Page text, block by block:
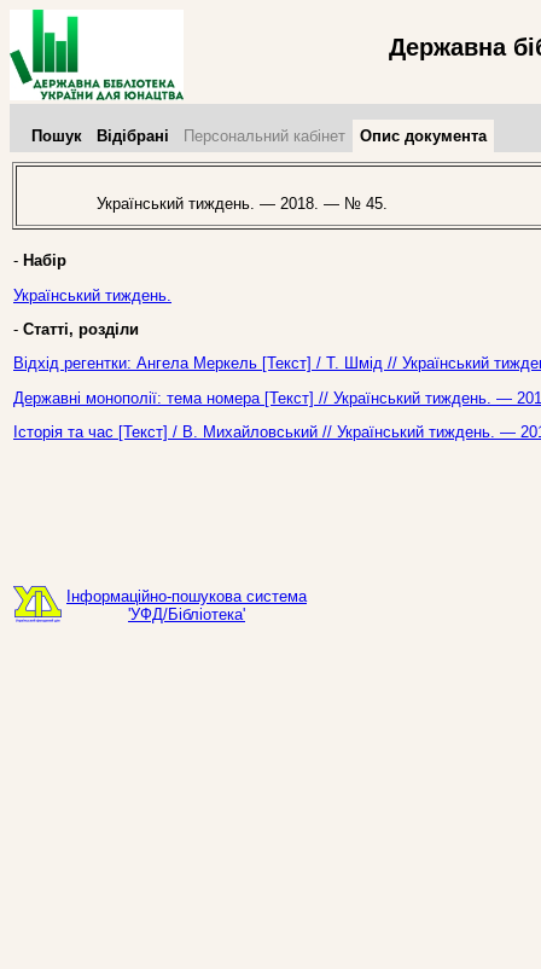
Державна
Пошук Відібрані Персональний кабінет Опис документа
Український тиждень. — 2018. — № 45.
- Набір
Український тиждень.
- Статті, розділи
Відхід регентки: Ангела Меркель [Текст] / Т. Шмід // Український
Державні монополії: тема номера [Текст] // Український тиждень. —
Історія та час [Текст] / В. Михайловський // Український тиждень.
Інформаційно-пошукова система
'УФД/Бібліотека'